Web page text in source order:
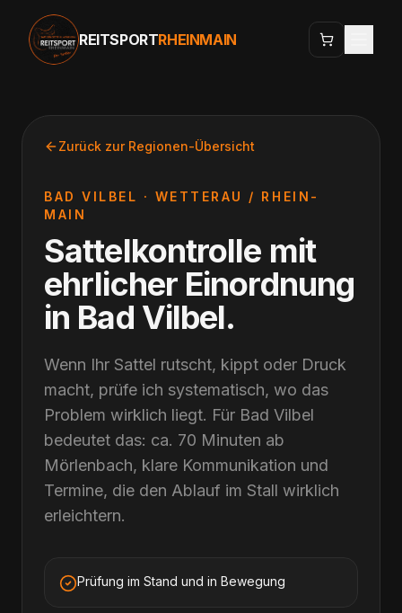
REITSPORTRHEINMAIN
Zurück zur Regionen-Übersicht
BAD VILBEL · WETTERAU / RHEIN-
MAIN
Sattelkontrolle mit
ehrlicher Einordnung
in Bad Vilbel.
Wenn Ihr Sattel rutscht, kippt oder Druck
macht, prüfe ich systematisch, wo das
Problem wirklich liegt. Für Bad Vilbel
bedeutet das: ca. 70 Minuten ab
Mörlenbach, klare Kommunikation und
Termine, die den Ablauf im Stall wirklich
erleichtern.
Prüfung im Stand und in Bewegung